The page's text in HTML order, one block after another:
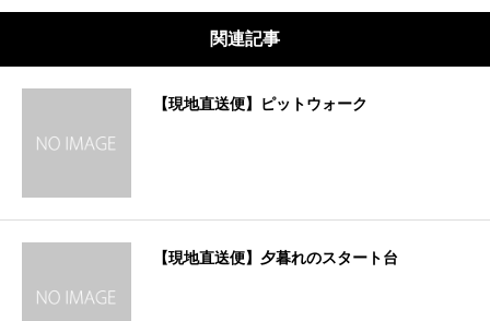
関連記事
【現地直送便】ピットウォーク
【現地直送便】夕暮れのスタート台